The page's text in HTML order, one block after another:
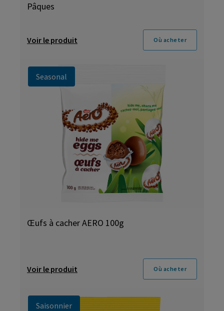
Pâques
Voir le produit Où acheter
Seasonal
Œufs à cacher AERO 100g
Voir le produit Où acheter
Saisonnier